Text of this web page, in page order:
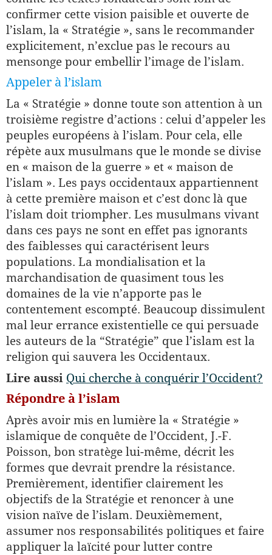
confirmer cette vision paisible et ouverte de
l’islam, la « Stratégie », sans le recommander
explicitement, n’exclue pas le recours au
mensonge pour embellir l’image de l’islam.
Appeler à l’islam
La « Stratégie » donne toute son attention à un
troisième registre d’actions : celui d’appeler les
peuples européens à l’islam. Pour cela, elle
répète aux musulmans que le monde se divise
en « maison de la guerre » et « maison de
l’islam ». Les pays occidentaux appartiennent
à cette première maison et c’est donc là que
l’islam doit triompher. Les musulmans vivant
dans ces pays ne sont en effet pas ignorants
des faiblesses qui caractérisent leurs
populations. La mondialisation et la
marchandisation de quasiment tous les
domaines de la vie n’apporte pas le
contentement escompté. Beaucoup dissimulent
mal leur errance existentielle ce qui persuade
les auteurs de la “Stratégie” que l’islam est la
religion qui sauvera les Occidentaux.
Lire aussi Qui cherche à conquérir l’Occident?
Répondre à l’islam
Après avoir mis en lumière la « Stratégie »
islamique de conquête de l’Occident, J.-F.
Poisson, bon stratège lui-même, décrit les
formes que devrait prendre la résistance.
Premièrement, identifier clairement les
objectifs de la Stratégie et renoncer à une
vision naïve de l’islam. Deuxièmement,
assumer nos responsabilités politiques et faire
appliquer la laïcité pour lutter contre